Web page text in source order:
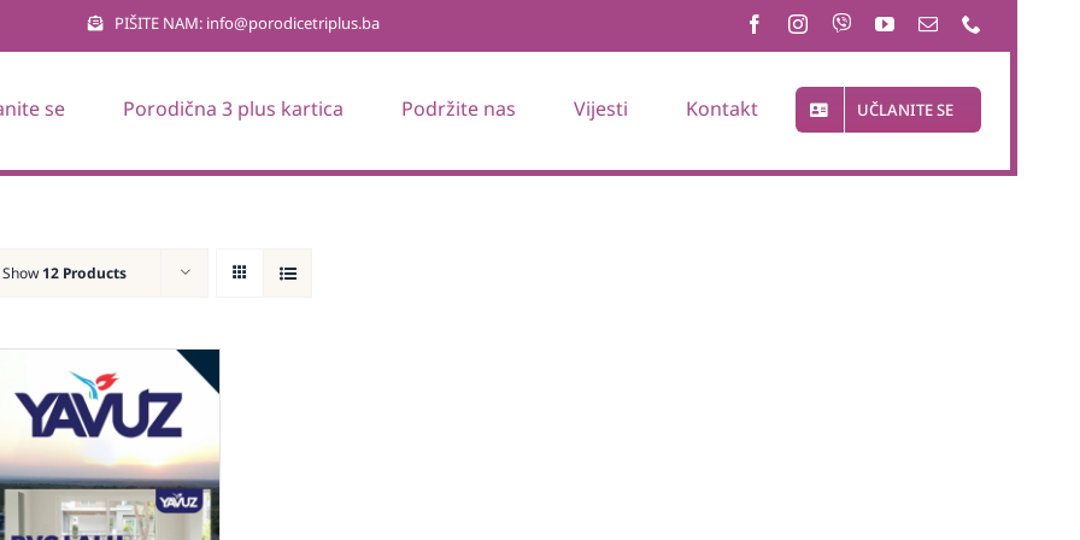
PIŠITE NAM: info@porodicetriplus.ba
se Porodična 3 plus kartica Podržite nas Vijesti Kontakt UČLANITE SE
Show 12 Products